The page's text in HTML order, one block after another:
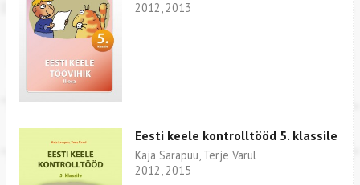
2012, 2013
Eesti keele kontrolltööd 5. klassile
Kaja Sarapuu, Terje Varul
2012, 2015